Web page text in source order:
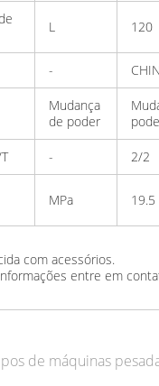
L 120
-
Mudança
de poder
- 2/2
MPa 19.5
com acessórios.
entre em
de máquinas